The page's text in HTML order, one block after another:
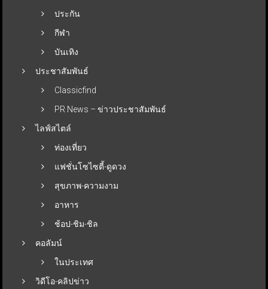
ประกัน
กีฬา
บันเทิง
ประชาสัมพันธ์
Classicfind
PR News – ข่าวประชาสัมพันธ์
ไลฟ์สไตล์
ท่องเที่ยว
แฟชั่นโซไซตี้-ดูดวง
สุขภาพ-ความงาม
อาหาร
ช้อป-ชิม-ชิล
คอลัมน์
ในประเทศ
วิดีโอ-คลิปข่าว